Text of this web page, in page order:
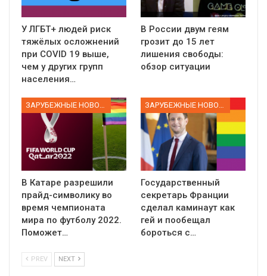
У ЛГБТ+ людей риск
тяжёлых осложнений
при COVID 19 выше,
чем у других групп
населения…
В России двум геям
грозит до 15 лет
лишения свободы:
обзор ситуации
В Катаре разрешили
прайд-символику во
время чемпионата
мира по футболу 2022.
Поможет…
Государственный
секретарь Франции
сделал каминаут как
гей и пообещал
бороться с…
PREV NEXT